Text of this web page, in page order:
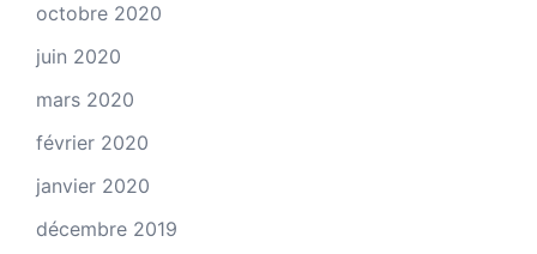
octobre 2020
juin 2020
mars 2020
février 2020
janvier 2020
décembre 2019